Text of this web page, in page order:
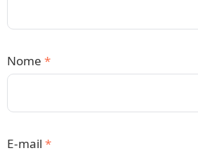
Nome *
E-mail *